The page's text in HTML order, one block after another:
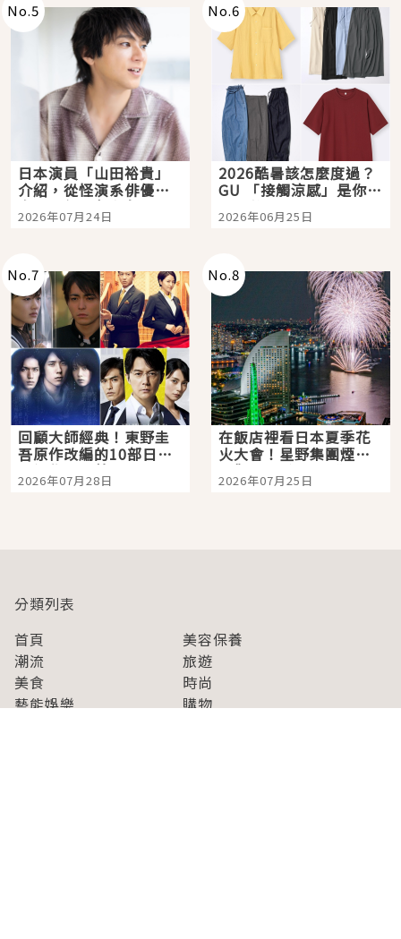
No.5
日本演員「山田裕貴」
介紹，從怪演系俳優走
向國民級日劇主角
2026年07月24日
No.6
2026酷暑該怎麼度過？
GU 「接觸涼感」是你的
夏日救星
2026年06月25日
No.7
回顧大師經典！東野圭
吾原作改編的10部日本
影視作品推薦
2026年07月28日
No.8
在飯店裡看日本夏季花
火大會！星野集團煙火
景觀飯店6選，讓你不用
人擠人悠閒欣賞
2026年07月25日
分類列表
首頁
美容保養
潮流
旅遊
美食
時尚
藝能娛樂
購物